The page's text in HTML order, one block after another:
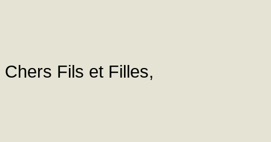
Chers Fils et Filles,